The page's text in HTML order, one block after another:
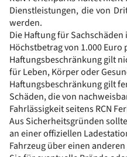
Dienstleistungen, die von
werden.
Die Haftung für
Höchstbetrag von 1.000
Haftungsbeschränkung gilt
für Leben, Körper oder
Haftungsbeschränkung gilt
Schäden, die von
Fahrlässigkeit seitens RCN
Aus Sicherheitsgründen
an einer offiziellen
Fahrzeug über einen